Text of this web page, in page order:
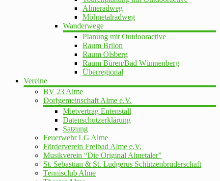
Almeradweg
Möhnetalradweg
Wanderwege
Planung mit Outdooractive
Raum Brilon
Raum Olsberg
Raum Büren/Bad Wünnenberg
Überregional
Vereine
BV 23 Alme
Dorfgemeinschaft Alme e.V.
Mietvertrag Entenstall
Datenschutzerklärung
Satzung
Feuerwehr LG Alme
Förderverein Freibad Alme e.V.
Musikverein “Die Original Almetaler”
St. Sebastian & St. Ludgerus Schützenbruderschaft
Tennisclub Alme